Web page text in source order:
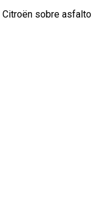
Citroën sobre asfalto